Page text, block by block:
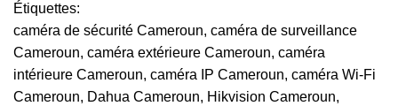
Étiquettes:
caméra de sécurité Cameroun, caméra de surveillance
Cameroun, caméra extérieure Cameroun, caméra
intérieure Cameroun, caméra IP Cameroun, caméra Wi-Fi
Cameroun, Dahua Cameroun, Hikvision Cameroun,